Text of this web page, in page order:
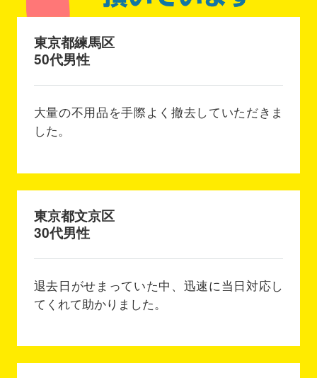
東京都練馬区
50代男性
大量の不用品を手際よく撤去していただきま
した。
東京都文京区
30代男性
退去日がせまっていた中、迅速に当日対応し
てくれて助かりました。